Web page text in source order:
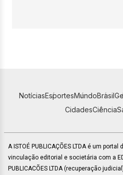
NotíciasEsportesMundoBrasil
CidadesCiência
A ISTOÉ PUBLICAÇÕES LTDA é um
vinculação editorial e societária com a
PUBLICACÕES LTDA (recuperação